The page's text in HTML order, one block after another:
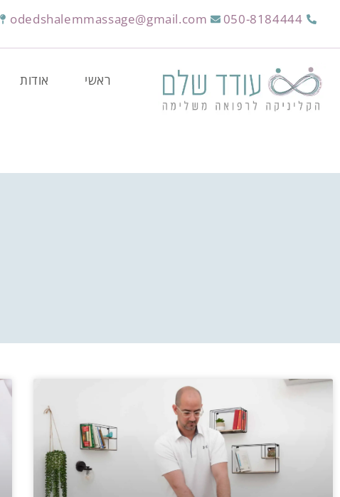
050-8184444
odedshalemmassage@gmail.com
ראשי אודות